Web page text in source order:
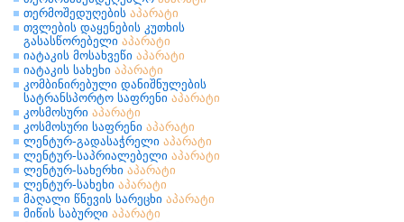
თერმოშედუღების აპარატი
თვლების დაყენების კუთხის
გასასწორებელი აპარატი
იატაკის მოსახვეწი აპარატი
იატაკის სახეხი აპარატი
კომბინირებული დანიშნულების
სატრანსპორტო საფრენი აპარატი
კოსმოსური აპარატი
კოსმოსური საფრენი აპარატი
ლენტურ-გადასაჭრელი აპარატი
ლენტურ-საპრიალებელი აპარატი
ლენტურ-სახერხი აპარატი
ლენტურ-სახეხი აპარატი
მაღალი წნევის სარეცხი აპარატი
მიწის საბურღი აპარატი